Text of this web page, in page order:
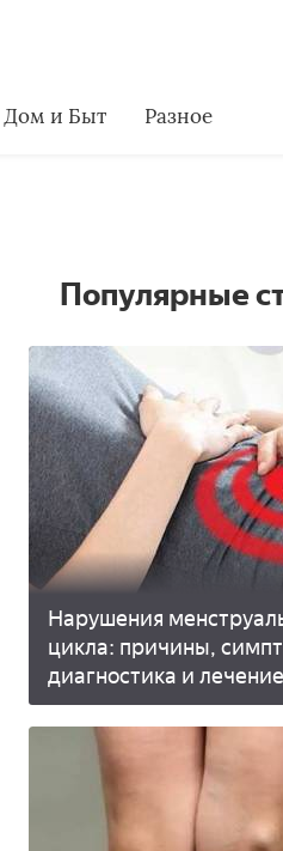
Дом и Быт Разное
Популярные
Нарушения
цикла: причины,
диагностика и лечение